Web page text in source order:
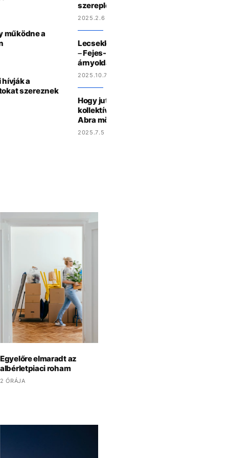
működne a
a
szereznek
szereplőjével és Wéber Ágnes
2025.2.6 13:18
Lecsekkoljuk a randipartnerünket, a HR
– Fejes-Vékássy Lilivel az online
árnyoldalairól is beszélgettünk
2025.10.7 15:42
Hogy jut el Budapestre a szőnyeg, amit
kollektívák szőnek a világ másik felén? –
Abra mögött álló Körösényi Borival
2025.7.5 9:38
Egyelőre elmaradt az
albérletpiaci roham
2 ÓRÁJA